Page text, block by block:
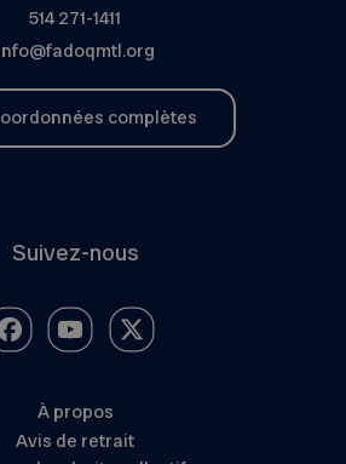
514 271-1411
complètes
Suivez-nous
À propos
Avis de retrait